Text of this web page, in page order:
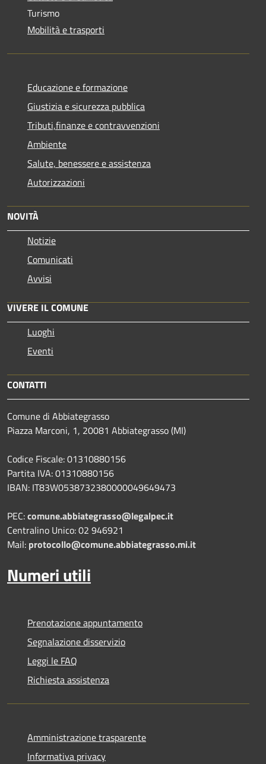
Turismo
Mobilità e trasporti
Educazione e formazione
Giustizia e sicurezza pubblica
Tributi,finanze e contravvenzioni
Ambiente
Salute, benessere e assistenza
Autorizzazioni
NOVITÀ
Notizie
Comunicati
Avvisi
VIVERE IL COMUNE
Luoghi
Eventi
CONTATTI
Comune di Abbiategrasso
Piazza Marconi, 1, 20081 Abbiategrasso (MI)
Codice Fiscale: 01310880156
Partita IVA: 01310880156
IBAN: IT83W0538732380000049649473
PEC:comune.abbiategrasso@legalpec.it
Centralino Unico: 02 946921
Mail: protocollo@comune.abbiategrasso.mi.it
Numeri utili
Prenotazione appuntamento
Segnalazione disservizio
Leggi le FAQ
Richiesta assistenza
Amministrazione trasparente
Informativa privacy